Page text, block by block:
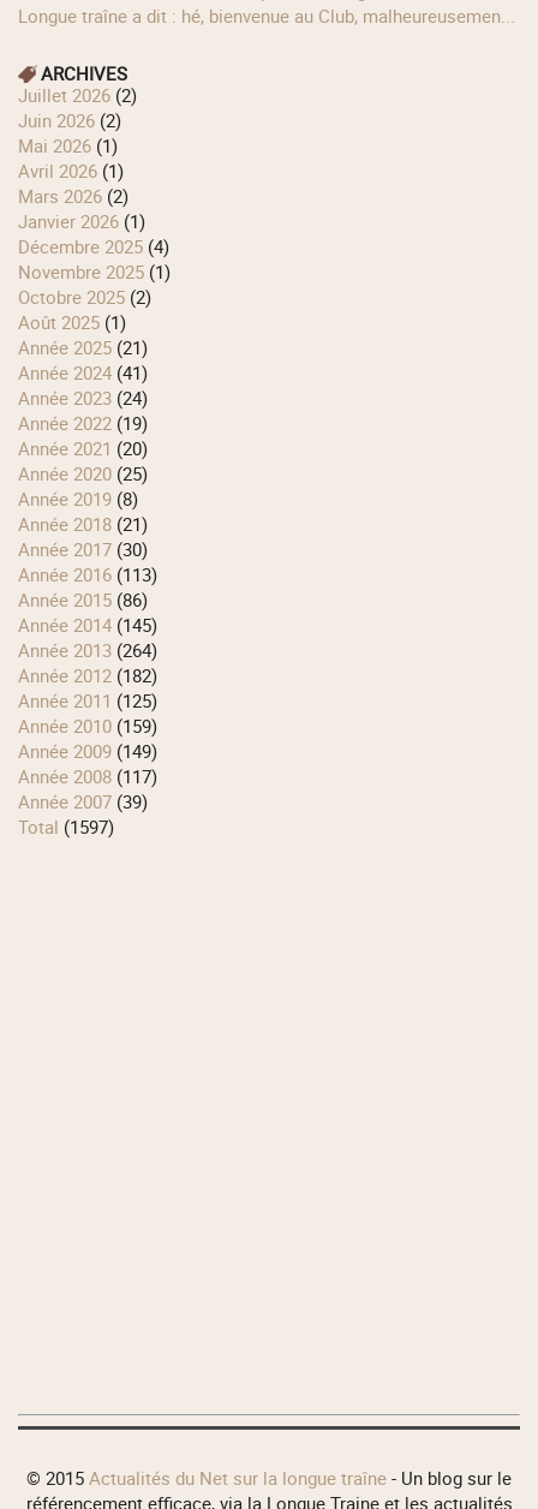
longue traîne a dit : hé, bienvenue au Club, malheureusemen...
ARCHIVES
juillet 2026 (2)
juin 2026 (2)
mai 2026 (1)
avril 2026 (1)
mars 2026 (2)
janvier 2026 (1)
décembre 2025 (4)
novembre 2025 (1)
octobre 2025 (2)
août 2025 (1)
année 2025 (21)
année 2024 (41)
année 2023 (24)
année 2022 (19)
année 2021 (20)
année 2020 (25)
année 2019 (8)
année 2018 (21)
année 2017 (30)
année 2016 (113)
année 2015 (86)
année 2014 (145)
année 2013 (264)
année 2012 (182)
année 2011 (125)
année 2010 (159)
année 2009 (149)
année 2008 (117)
année 2007 (39)
total (1597)
© 2015 Actualités du Net sur la longue traîne - Un blog sur le
référencement efficace, via la Longue Traine et les actualités